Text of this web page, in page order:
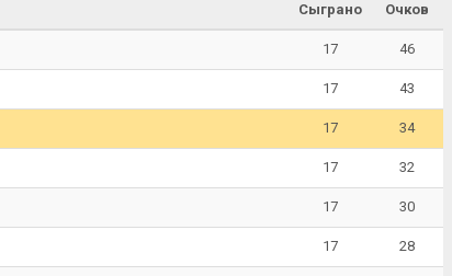
Сыграно Очков
17 46
17 43
17 34
17 32
17 30
17 28